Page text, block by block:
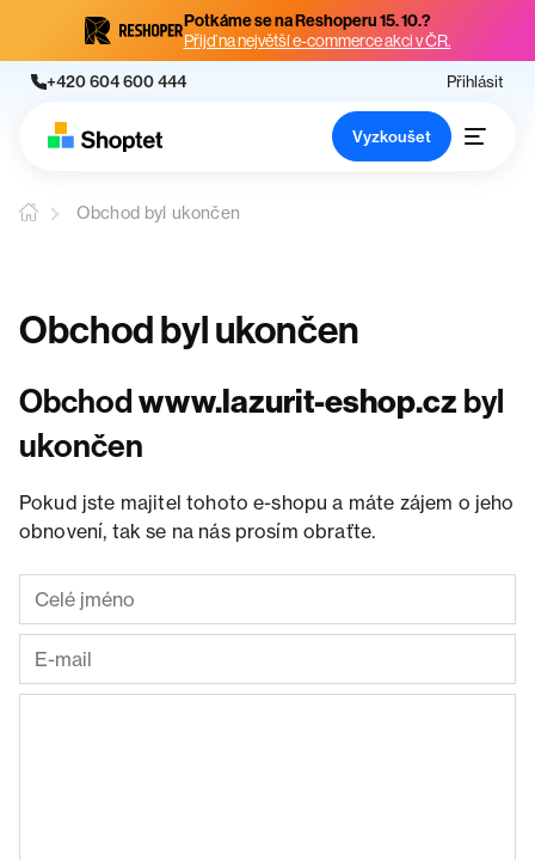
Potkáme se na Reshoperu 15. 10.?
Přijď na největší e-commerce akci v ČR.
+420 604 600 444 Přihlásit
Vyzkoušet
Obchod byl ukončen
Obchod byl ukončen
Obchodwww.lazurit-eshop.cz byl
ukončen
Pokud jste majitel tohoto e-shopu a máte zájem o jeho
obnovení, tak se na nás prosím obraťte.